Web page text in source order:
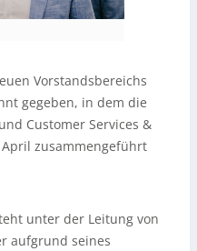
Vorstandsbereichs
gegeben, in dem die
Customer Services &
zusammengeführt
unter der Leitung von
aufgrund seines